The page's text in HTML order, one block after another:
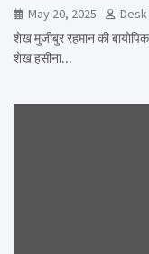
May 20, 2025
शेख मुजीबुर रहमान की
शेख हसीना…